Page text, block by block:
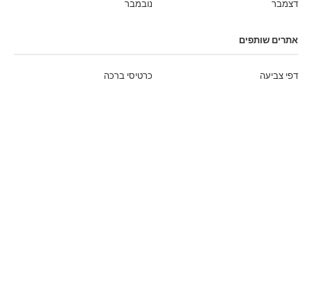
נובמבר
דצמבר
אתרים שותפים
כרטיסי ברכה דפי צביעה